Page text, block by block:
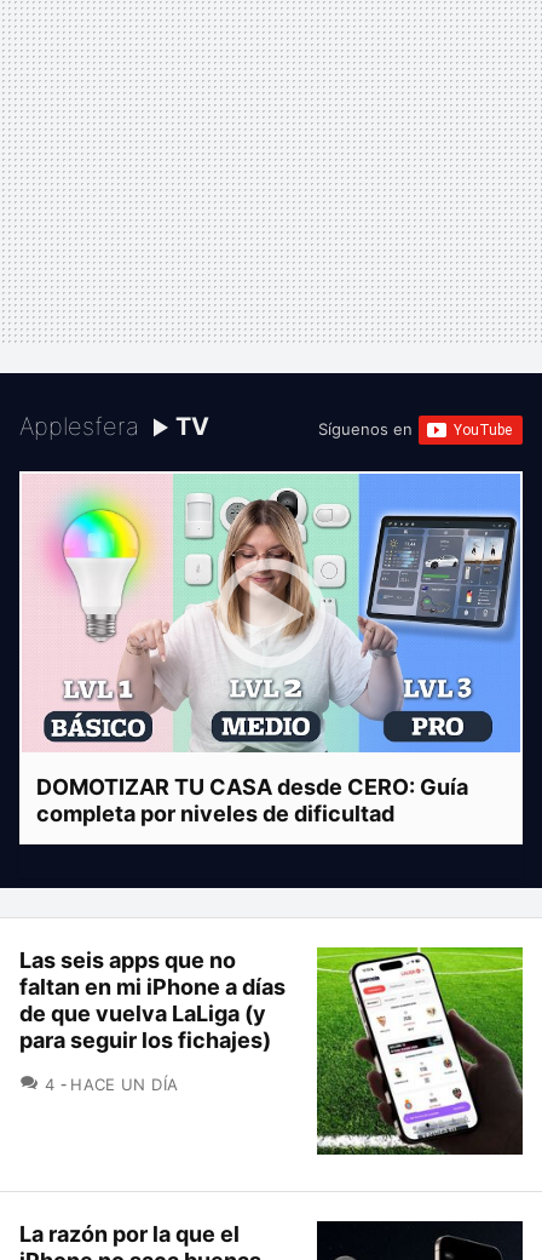
Applesfera TV Síguenos en
DOMOTIZAR TU CASA desde CERO: Guía
completa por niveles de dificultad
Las seis apps que no
faltan en mi iPhone a días
de que vuelva LaLiga (y
para seguir los fichajes)
4 COMENTARIOS
HACE UN DÍA
La razón por la que el